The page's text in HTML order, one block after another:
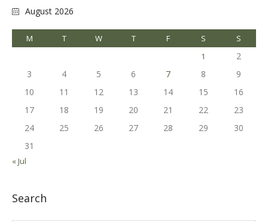
August 2026
M T W T F S
S
1
2
3
4 5 6 7 8
9
10
11 12 13 14 15
16
17
18 19 20 21 22
23
24
25 26 27 28 29
30
31
« Jul
Search